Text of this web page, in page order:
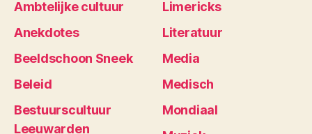
Ambtelijke cultuur
Anekdotes
Beeldschoon Sneek
Beleid
Bestuurscultuur
Leeuwarden
Limericks
Literatuur
Media
Medisch
Mondiaal